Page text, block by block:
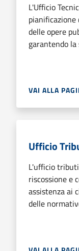
L'Ufficio
delle opere
garantendo
VAI ALLA
Ufficio
L'ufficio
riscossione e
assistenza ai
delle